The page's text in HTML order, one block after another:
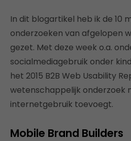
In dit blogartikel heb ik de 10
onderzoeken van afgelopen
gezet. Met deze week o.a.
socialmediagebruik onder
het 2015 B2B Web Usability
wetenschappelijk onderzoek
internetgebruik toevoegt.
Mobile Brand Builders